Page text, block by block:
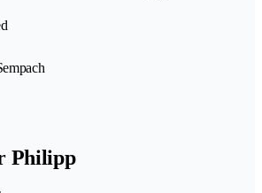
Philipp